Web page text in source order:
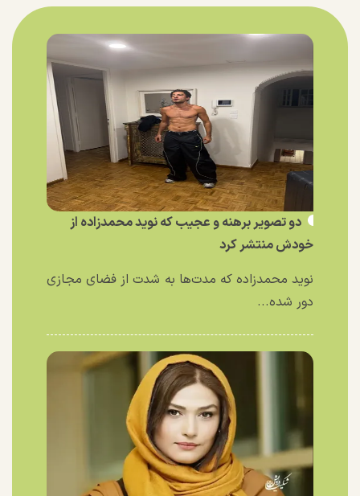
دو تصویر برهنه و عجیب که نوید محمدزاده از
خودش منتشر کرد
نوید محمدزاده که مدت‌ها به شدت از فضای مجازی
دور شده...